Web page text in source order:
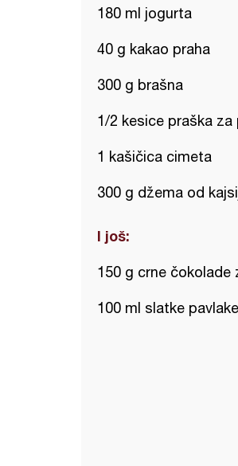
180 ml jogurta
40 g kakao praha
300 g brašna
1/2 kesice praška za
1 kašičica cimeta
300 g džema od
I još:
150 g crne čokolade
100 ml slatke pavlake